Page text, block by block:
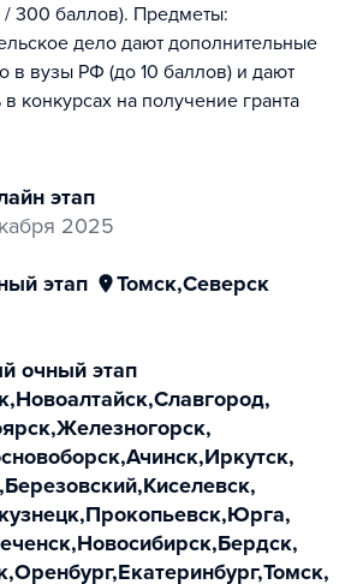
/ 300 баллов). Предметы:
дело дают дополнительные
в вузы РФ (до 10 баллов) и дают
в конкурсах на получение гранта
этап
2025
этап Томск,Северск
очный этап
,Новоалтайск,Славгород,
,Железногорск,
,Ачинск,Иркутск,
,Березовский,Киселевск,
,Прокопьевск,Юрга,
,Новосибирск,Бердск,
,Оренбург,Екатеринбург,Томск,